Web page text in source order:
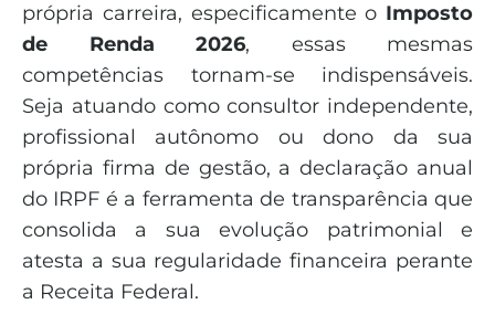
própria carreira, especificamente o Imposto
de Renda 2026, essas mesmas
competências tornam-se indispensáveis.
Seja atuando como consultor independente,
profissional autônomo ou dono da sua
própria firma de gestão, a declaração anual
do IRPF é a ferramenta de transparência que
consolida a sua evolução patrimonial e
atesta a sua regularidade financeira perante
a Receita Federal.